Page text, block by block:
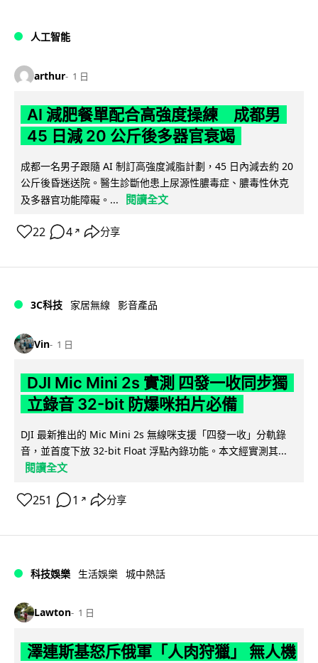
人工智能
arthur 1 日
AI 減肥餐單配合高強度操練 成都男
45 日減 20 公斤後多器官衰竭
成都一名男子跟隨 AI 制訂高強度減脂計劃，45 日內減去約 20
公斤後昏迷送院。醫生診斷他患上尿源性膿毒症、膿毒性休克
及多器官功能障礙。...
閱讀全文
22 4 ↗ 分享
3C科技 家居無線 影音產品
Vin 1 日
DJI Mic Mini 2s 實測 四發一收同步獨
立錄音 32-bit 防爆咪拍片必備
DJI 最新推出的 Mic Mini 2s 無線咪支援「四發一收」分軌錄
音，並首度下放 32-bit Float 浮點內錄功能。本文經實測其...
閱讀全文
251 1 ↗ 分享
科技娛樂 生活娛樂 城中熱話
Lawton 1 日
澤連斯基怒斥俄軍「人肉狩獵」 無人機